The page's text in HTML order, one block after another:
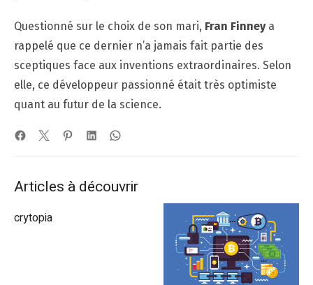
Questionné sur le choix de son mari, Fran Finneya
rappelé que ce dernier n’a jamais fait partie des
sceptiques face aux inventions extraordinaires. Selon
elle, ce développeur passionné était très optimiste
quant au futur de la science.
Articles à découvrir
crytopia